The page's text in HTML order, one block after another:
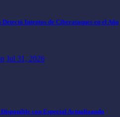
Intentos de Ciberataques en el Año
Jul 31, 2026
con Especial Actualizando